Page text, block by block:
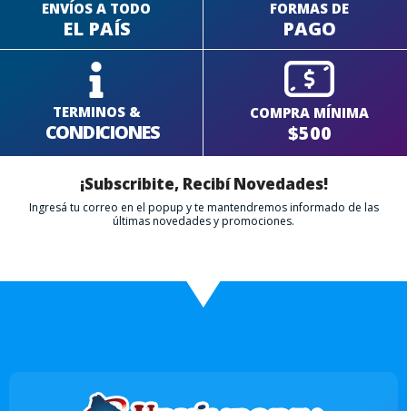
ENVÍOS A TODO
EL PAÍS
FORMAS DE
PAGO
TERMINOS &
CONDICIONES
COMPRA MÍNIMA
$500
¡Subscribite, Recibí Novedades!
Ingresá tu correo en el popup y te mantendremos informado de las
últimas novedades y promociones.